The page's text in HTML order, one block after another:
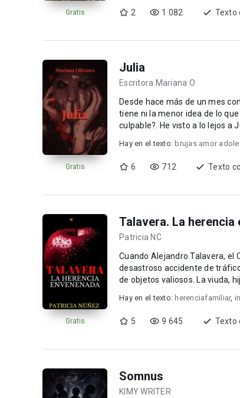
Gratis 2 1 082 Texto
Gratis
Julia
Escritora Mariana O
Desde hace más de un mes
tiene ni la menor idea de lo
culpable?. He visto a
Hay en el texto: brujas amor
6 712 Texto
Gratis
Talavera. La herencia
Patricia NC
Cuando Alejandro Talavera, el
desastroso accidente de tráfico,
de objetos valiosos. La viuda,
Hay en el texto: herenciafamiliar,
5 9 645 Texto
Somnus
KIMY WRITER